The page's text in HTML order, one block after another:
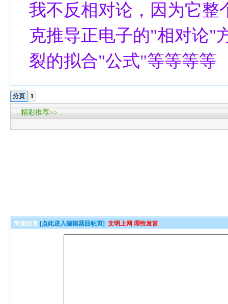
我不反相对论，因为它整
克推导正电子的"相对论"
裂的拟合"公式"等等等等
分页 1
精彩推荐>>
简捷回复 [点此进入编辑器回帖页] 文明上网 理性发言